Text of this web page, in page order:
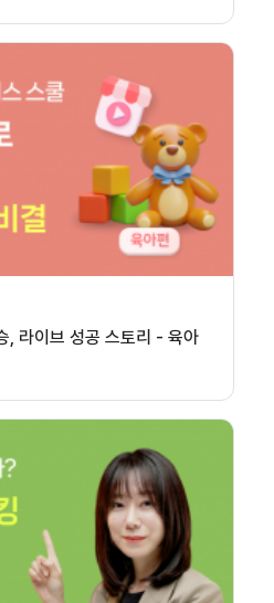
, 라이브 성공 스토리 - 육아